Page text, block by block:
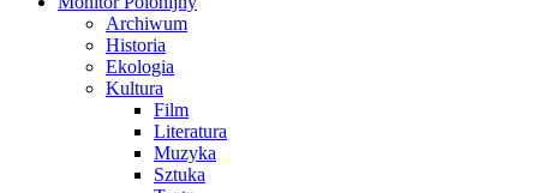
Archiwum
Historia
Ekologia
Kultura
Film
Literatura
Muzyka
Sztuka